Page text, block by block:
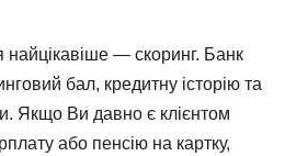
найцікавіше — скоринг. Банк
бал, кредитну історію та
Якщо Ви давно є клієнтом
або пенсію на картку,